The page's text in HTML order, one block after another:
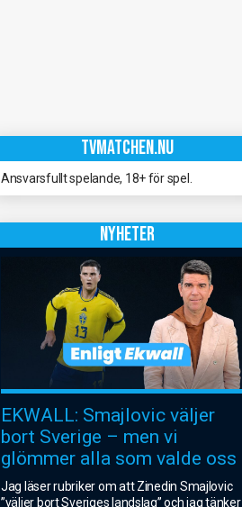
TVMATCHEN.NU
Ansvarsfullt spelande, 18+ för spel.
NYHETER
EKWALL: Smajlovic väljer
bort Sverige – men vi
glömmer alla som valde oss
Jag läser rubriker om att Zinedin Smajlovic
”väljer bort Sveriges landslag” och jag tänker